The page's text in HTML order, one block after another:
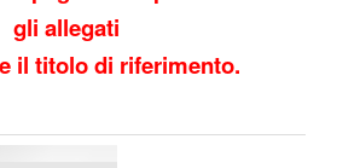
gli allegati
il titolo di riferimento.